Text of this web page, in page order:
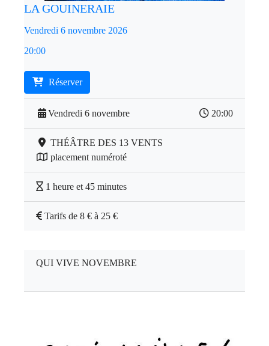
LA GOUINERAIE
Vendredi 6 novembre 2026
20:00
Réserver
Vendredi 6 novembre 20:00
THÉÂTRE DES 13 VENTS
placement numéroté
1 heure et 45 minutes
Tarifs de 8 € à 25 €
QUI VIVE NOVEMBRE